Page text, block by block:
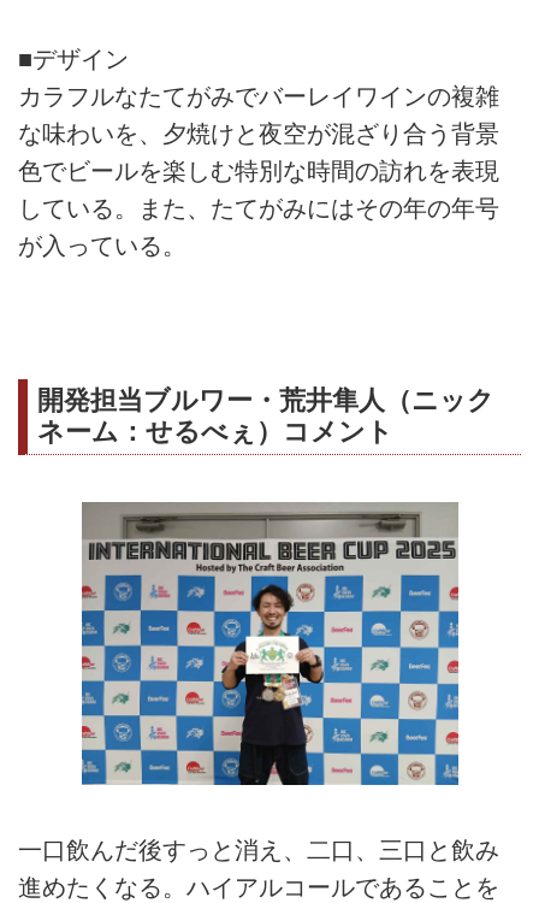
■デザイン
カラフルなたてがみでバーレイワインの複雑
な味わいを、夕焼けと夜空が混ざり合う背景
色でビールを楽しむ特別な時間の訪れを表現
している。また、たてがみにはその年の年号
が入っている。
開発担当ブルワー・荒井隼人（ニック
ネーム：せるべぇ）コメント
一口飲んだ後すっと消え、二口、三口と飲み
進めたくなる。ハイアルコールであることを